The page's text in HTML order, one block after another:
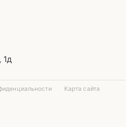
1д
Карта сайта